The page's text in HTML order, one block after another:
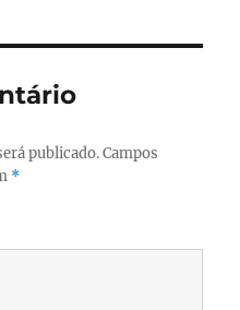
publicado. Campos
*